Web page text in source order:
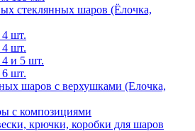
стеклянных шаров (Ёлочка,
шт.
шт.
и 5 шт.
шт.
шаров с верхушками (Елочка,
с композициями
крючки, коробки для шаров